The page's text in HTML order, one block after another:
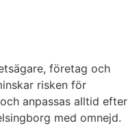
företag och
risken för
anpassas alltid efter
med omnejd.